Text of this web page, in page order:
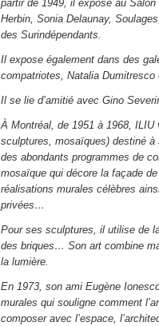
partir de 1949, il expose au
Herbin, Sonia Delaunay,
des Surindépendants.
Il expose également dans des
compatriotes, Natalia
Il se lie d’amitié avec Gino
À Montréal, de 1951 à 1968,
sculptures, mosaïques) destiné à
des abondants programmes de
mosaïque qui décore la façade
réalisations murales célèbres
privées…
Pour ses sculptures, il utilise de
des briques… Son art combine
la lumière.
En 1973, son ami Eugène
murales qui souligne comment
composer avec l’espace,